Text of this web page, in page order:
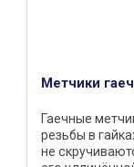
Метчики
Гаечные
резьбы в
не